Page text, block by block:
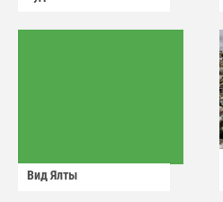
Вид Ялты